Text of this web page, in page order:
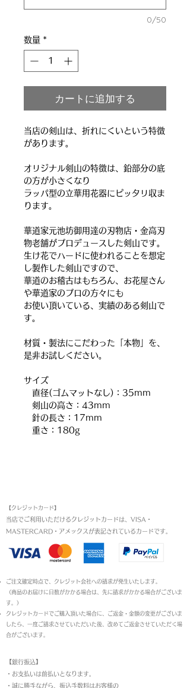
0/50
数量 *
カートに追加する
当店の剣山は、折れにくいという特徴
があります。
オリジナル剣山の特徴は、鉛部分の底
の方が小さくなり
ラッパ型の立華用花器にピッタリ収ま
ります。
華道家元池坊御用達の刃物店・金高刃
物老舗がプロデュースした剣山です。
生け花でハードに使われることを想定
し製作した剣山ですので、
華道のお稽古はもちろん、お花屋さん
や華道家のプロの方々にも
お使い頂いている、実績のある剣山で
す。
材質・製法にこだわった「本物」を、
是非お試しください。
サイズ
直径(ゴムマットなし)：35mm
剣山の高さ：43mm
針の長さ：17mm
重さ：180g
【クレジットカード】
当店でご利用いただけるクレジットカードは、VISA・
MASTERCARD・アメックスが表記されているカードです。​
ご注文確定時点で、クレジット会社への請求が発生いたします。
（商品のお届けに日数がかかる場合は、先に請求がかかる場合がございま
す。）
クレジットカードでご購入頂いた場合に、ご返金・金額の変更がございま
したら、一度ご請求させていただいた後、改めてご返金させていただく場
合がございます。
【銀行振込】
・お支払いは前払いとなります。
・ 誠に勝手ながら、振込手数料はお客様の